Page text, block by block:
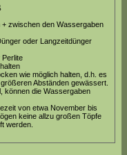
zwischen den Wassergaben
oder Langzeitdünger
Perlite
wie möglich halten, d.h. es
Abständen gewässert.
können die Wassergaben
von etwa November bis
keine allzu großen Töpfe
werden.